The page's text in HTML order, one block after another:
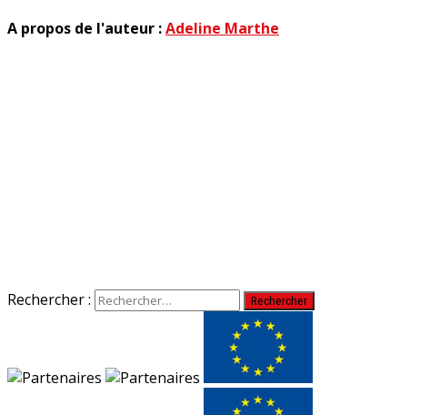
A propos de l'auteur :Adeline Marthe
Rechercher :